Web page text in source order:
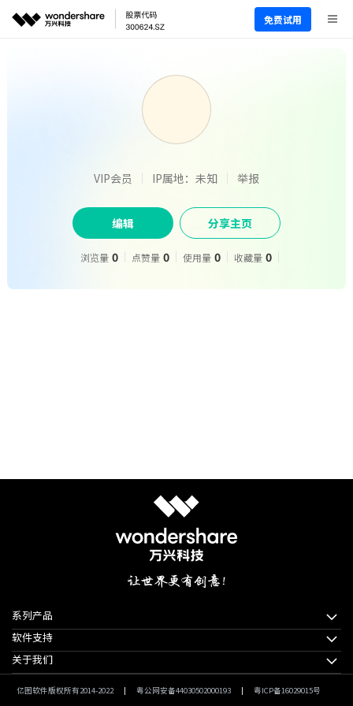
免费试用
VIP会员 IP属地：未知 举报
编辑 分享主页
浏览量 0 点赞量 0 使用量 0 收藏量 0
系列产品
软件支持
关于我们
亿图软件版权所有2014-2022 | 粤公网安备44030502000193 | 粤ICP备16029015号